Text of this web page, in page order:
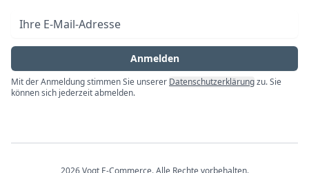
Impressum
E-Mail-Adresse
Anmelden
Mit der Anmeldung stimmen Sie unserer Datenschutzerklärungzu. Sie
können sich jederzeit abmelden.
2026 Vogt E-Commerce. Alle Rechte vorbehalten.